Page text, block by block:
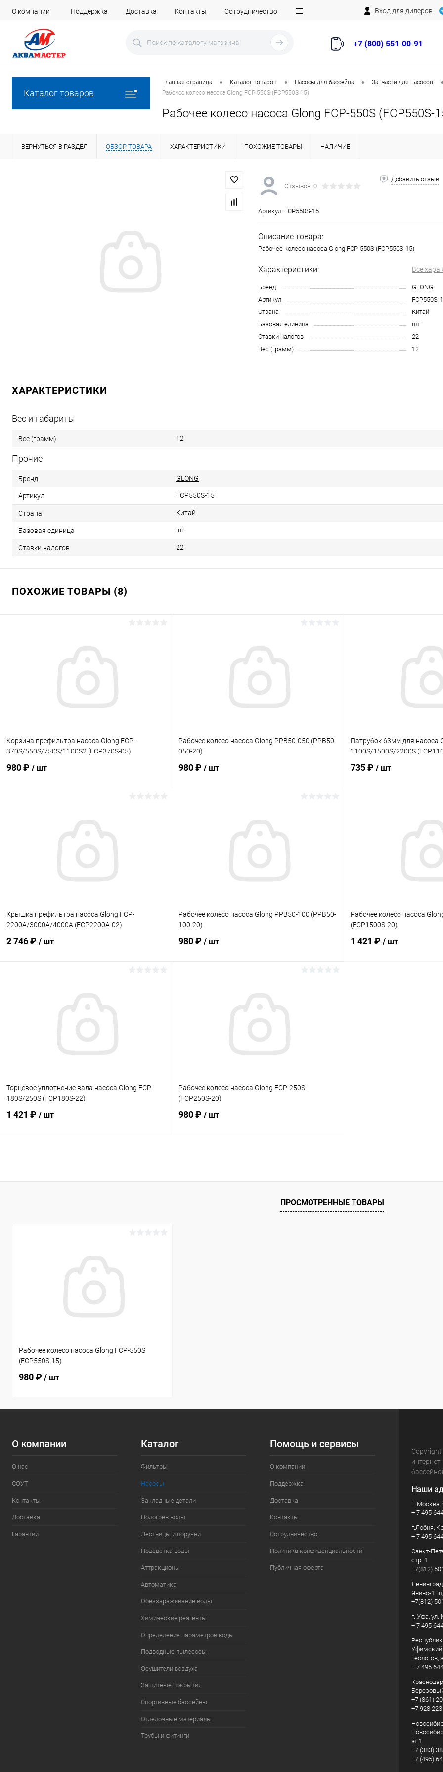
О компании Поддержка Доставка Контакты Сотрудничество Вход для дилеров
+7 (800) 551-00-91
Каталог товаров
Главная страница • Каталог товаров • Насосы для бассейна • Запчасти для насосов •
Рабочее колесо насоса Glong FCP-550S (FCP550S-15)
Рабочее колесо насоса Glong FCP-550S (FCP550S-
ВЕРНУТЬСЯ В РАЗДЕЛ ОБЗОР ТОВАРА ХАРАКТЕРИСТИКИ ПОХОЖИЕ ТОВАРЫ НАЛИЧИЕ
Отзывов: 0
Добавить отзыв
Артикул: FCP550S-15
Описание товара:
Рабочее колесо насоса Glong FCP-550S (FCP550S-15)
Характеристики: Все
Бренд
GLONG
Артикул
FCP550S-
Страна
Китай
Базовая единица
шт
Ставки налогов
22
Вес (грамм)
12
ХАРАКТЕРИСТИКИ
Вес и габариты
Вес (грамм) 12
Прочие
Бренд GLONG
Артикул FCP550S-15
Страна Китай
Базовая единица шт
Ставки налогов 22
ПОХОЖИЕ ТОВАРЫ (8)
Корзина префильтра насоса Glong FCP-
370S/550S/750S/1100S2 (FCP370S-05)
980 ₽ / шт
Рабочее колесо насоса Glong PPB50-050 (PPB50-
050-20)
980 ₽ / шт
Патрубок 63мм для насоса
1100S/1500S/2200S
735 ₽ / шт
Крышка префильтра насоса Glong FCP-
2200A/3000A/4000A (FCP2200A-02)
2 746 ₽ / шт
Рабочее колесо насоса Glong PPB50-100 (PPB50-
100-20)
980 ₽ / шт
Рабочее колесо насоса
(FCP1500S-20)
1 421 ₽ / шт
Торцевое уплотнение вала насоса Glong FCP-
180S/250S (FCP180S-22)
1 421 ₽ / шт
В избранное
Рабочее колесо насоса Glong FCP-250S
(FCP250S-20)
980 ₽ / шт
В избранное
В наличии
ПРОСМОТРЕННЫЕ ТОВАРЫ
Рабочее колесо насоса Glong FCP-550S
(FCP550S-15)
980 ₽ / шт
О компании
О нас
СОУТ
Контакты
Доставка
Гарантии
Каталог
Фильтры
Насосы
Закладные детали
Подогрев воды
Лестницы и поручни
Подсветка воды
Аттракционы
Автоматика
Обеззараживание воды
Химические реагенты
Определение параметров воды
Подводные пылесосы
Осушители воздуха
Защитные покрытия
Спортивные бассейны
Отделочные материалы
Трубы и фитинги
Помощь и сервисы
О компании
Поддержка
Доставка
Контакты
Сотрудничество
Политика конфиденциальности
Публичная оферта
Наши
г. Москва,
+ 7 495
г.Лобня,
+ 7 495
Санкт-
стр. 1
+7(812)
Янино-1
+7(812)
г. Уфа, ул.
+ 7 495
Уфимский
Геологов,
+ 7 495
+7 (861)
+7 928
эт.1.
+7 (383)
+7 (495)